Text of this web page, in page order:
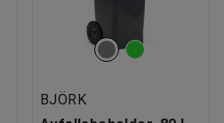
BJÖRK